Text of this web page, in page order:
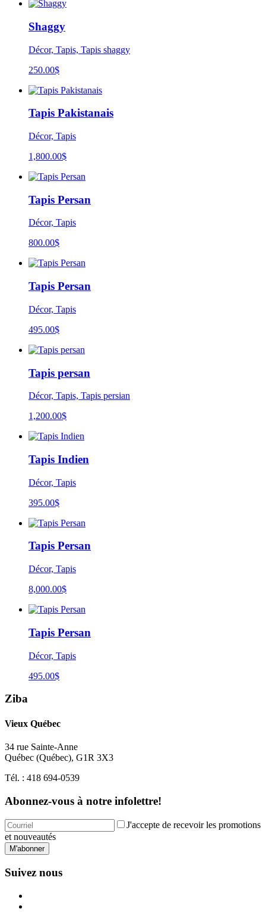
Shaggy
Décor, Tapis, Tapis shaggy
250.00$
Tapis Pakistanais
Décor, Tapis
1,800.00$
Tapis Persan
Décor, Tapis
800.00$
Tapis Persan
Décor, Tapis
495.00$
Tapis persan
Décor, Tapis, Tapis persian
1,200.00$
Tapis Indien
Décor, Tapis
395.00$
Tapis Persan
Décor, Tapis
8,000.00$
Tapis Persan
Décor, Tapis
495.00$
Ziba
Vieux Québec
34 rue Sainte-Anne
Québec (Québec), G1R 3X3
Tél. : 418 694-0539
Abonnez-vous à notre infolettre!
J'accepte de recevoir les promotions
et nouveautés
M'abonner
Suivez nous